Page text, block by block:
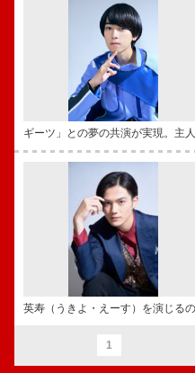
ギーツ」との夢の共演が実現。主
英寿（うきよ・えーす）を演じる
1